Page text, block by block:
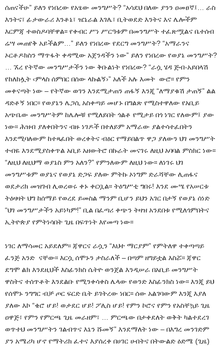
ሰጠናችሁ” ይለን የነበረው የአፄው መንግሥት? “አሳደህ በለው ያንን ዐመፀኛ፤… ራስ
እንትና፣ ፊታውራሪ እንቶኔ፣ ዤኔራል እገሌ፣ ቢትወደድ እንትና እና ሌሎችም
እርምጃ ተወስዶባቸዋል፡፡ የቀብር ሥነ ሥርዓቱም በመንግሥት ተፈጽሟልና ቤተሰብ
ሬሣ መጠየቅ አይችልም…” ይለን የነበረው የደርግ መንግሥት? “አማራንና
ኦርቶዶክስን ማጥፋት ቀዳሚው አጀንዳችን ነው” ይለን የነበረው የወያኔ መንግሥት?
… ኧረ የትኛው መንግሥታችን ነው ቅቡልነት የነበረው? “ራሷ ሄዳ ጅብ-አይበላሽ
የከለከሏት ‹ምላስ ሰምበር በሰው ላኩልኝ›” አለች አሉ እመት ውሮ፡፡ የምን
መቀናጣት ነው – የትኛው ወገን እንደሚታጠን ጠፋኝ እንጂ “ለማያቁሽ ታጠኝ” ልል
ዳድቶኝ ነበር፡፡ የወያኔን ሌጋሲ አስቀጣይ መሆኑ በግልጽ የሚስተዋለው የአቢይ
አጭቤው መንግሥትም ከሌሎቹ የሚለይበት ጎልቶ የሚታይ በጎ ነገር የለውም፤ ያው
ነው፡፡ ሕዝብ ያለቀበትንና ብዙ ነገዶች በተለይም አማራው ያልተሳተፈበትን
እንደሚባለውም ከተጻፈበት ወረቀትና ብዕር የማይበልጥ ዋጋ ያለውን ህገ መንግሥት
ተብዬ እንደሚያስቀጥል አቢይ አዘውትሮ በኩራት መናገሩ ለዚህ አባባል ምስክር ነው፡፡
“ለዚህ ለዚህማ ወያኔስ ምን አለን?” የምንለውም ለዚህ ነው፡፡ ለነገሩ ህገ
መንግሥቱም ወያኔና የወያኔ ድጋፍ ያለው ምትኩ ኦነግም ድራሻቸው ሊጠፋና
ወደታሪክ መዝገብ ሊወረወሩ ቀኑ ቀርቧል፡፡ ትዕግሥቲ ግበሩ! እንደ ሙሤ የአሠርቱ
ትዕዛዛት ህግ ከሰማይ የወረደ ይመስል ማንም ቢሆን ይህን አገር በታኝ የወያኔ ሰነድ
“ህገ መንግሥታችን አይነካም!” ቢል በፈጣሪ ቀጭን ትዛዝ አንደበቱ የሚለጎምበትና
ኢትዮጵያ የምትነሳበት ጊዜ በፍጥነት እየመጣ ነው፡፡
ነገር ለማሳመር አይደለም፡፡ ጃዋርና ራሷን “እህተ ማርያም” የምትለዋ ተቀጣጣይ
ፈንጅ አንድ ናቸው፡፡ እርሷ ሰሞኑን ታስራለች – በጣም ዘግይቷል እስሯ፡፡ ጃዋር
ደግሞ ልክ እንደዚህች እስፊንክስ ሴትዮ ወንጀል እንዲሠራ በአቢይ መንግሥት
ዋስትና ተሰጥቶት እንደልቡ የሚንቀሳቀስ ሌላው የወንድ እስፊንክስ ነው፡፡ እንጂ ይህ
የሰሞኑ ንግግር ብቻ ጦር ፍርድ ቤት ይገትረው ነበር፡፡ ሰው አልገባውም እንጂ እያለ
ያለው እኮ “ቄሮ ሆይ! ወታደር ሆይ! ፖሊስ ሆይ! የምን ኮሮና የምን የአስቸኳይ ጊዜ
ዐዋጅ፣ የምን የምርጫ ጊዜ መራዘም፣ … ምርጫው በታቀደለት ወቅት ካልተደረገ
ወጥተህ መንግሥትን ገልብጥና እኔን ሹመኝ” እንደማለት ነው – በእግረ መንገድም
ያን አሜሪካ ሆኖ የማትሪክ ፈተና እያሰረቀ በሀገር ሀብትና በትውልድ ዕድሜ (ጊዜ)